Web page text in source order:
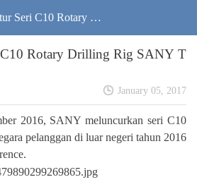
Seri C10 Rotary Dril
SANY Terbaru
Rotary Drilling Rig SANY T
January 05, 2017
2016, SANY meluncurkan seri C10
pelanggan di luar negeri tahun 2016